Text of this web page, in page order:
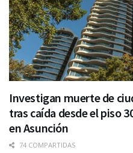
Investigan muerte de
tras caída desde el piso
en Asunción
74 COMPARTIDAS